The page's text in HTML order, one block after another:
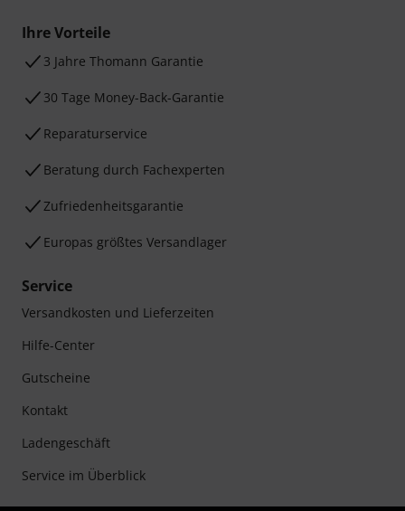
Ihre Vorteile
3 Jahre Thomann Garantie
30 Tage Money-Back-Garantie
Reparaturservice
Beratung durch Fachexperten
Zufriedenheitsgarantie
Europas größtes Versandlager
Service
Versandkosten und Lieferzeiten
Hilfe-Center
Gutscheine
Kontakt
Ladengeschäft
Service im Überblick